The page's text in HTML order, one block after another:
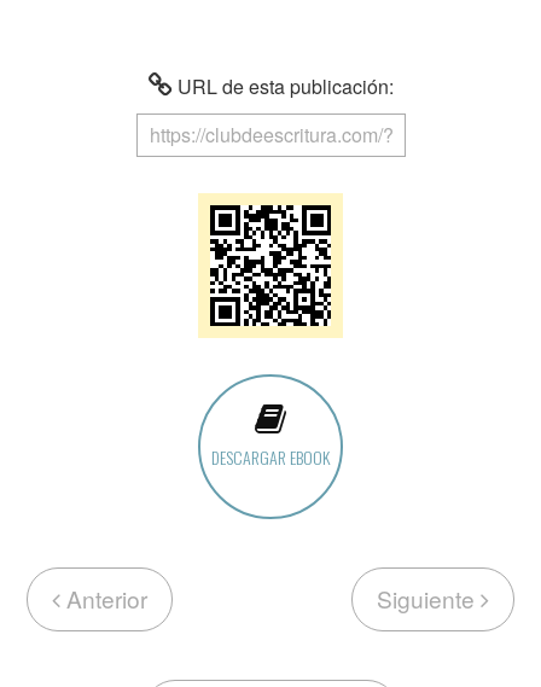
URL de esta publicación:
DESCARGAR EBOOK
Anterior Siguiente